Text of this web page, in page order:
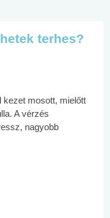
terhes?
kezet mosott, mielőtt
A vérzés
nagyobb